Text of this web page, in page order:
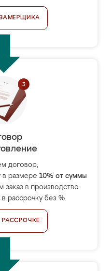
договор,
в размере 10% от суммы
заказ в производство.
рассрочку без %.